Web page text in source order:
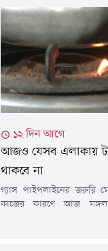
১২ দিন আগে
আজও যেসব এলাকায়
থাকবে না
গ্যাস পাইপলাইনের জরুরি
কাজের কারণে আজ